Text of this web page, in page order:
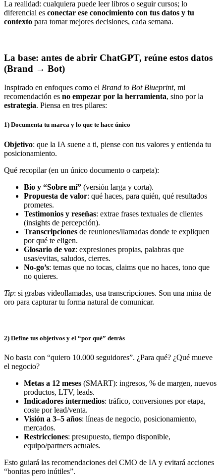
La realidad: cualquiera puede leer libros o seguir cursos; lo
diferencial es conectar ese conocimiento con tus datos y tu
contexto para tomar mejores decisiones, cada semana.
La base: antes de abrir ChatGPT, reúne estos datos
(Brand → Bot)
Inspirado en enfoques como el Brand to Bot Blueprint, mi
recomendación es no empezar por la herramienta, sino por la
estrategia. Piensa en tres pilares:
1) Documenta tu marca y lo que te hace único
Objetivo: que la IA suene a ti, piense con tus valores y entienda tu
posicionamiento.
Qué recopilar (en un único documento o carpeta):
Bio y “Sobre mí” (versión larga y corta).
Propuesta de valor: qué haces, para quién, qué resultados
prometes.
Testimonios y reseñas: extrae frases textuales de clientes
(insights de percepción).
Transcripciones de reuniones/llamadas donde te expliquen
por qué te eligen.
Glosario de voz: expresiones propias, palabras que
usas/evitas, saludos, cierres.
No-go’s: temas que no tocas, claims que no haces, tono que
no quieres.
Tip: si grabas videollamadas, usa transcripciones. Son una mina de
oro para capturar tu forma natural de comunicar.
2) Define tus objetivos y el “por qué” detrás
No basta con “quiero 10.000 seguidores”. ¿Para qué? ¿Qué mueve
el negocio?
Metas a 12 meses (SMART): ingresos, % de margen, nuevos
productos, LTV, leads.
Indicadores intermedios: tráfico, conversiones por etapa,
coste por lead/venta.
Visión a 3–5 años: líneas de negocio, posicionamiento,
mercados.
Restricciones: presupuesto, tiempo disponible,
equipo/partners actuales.
Esto guiará las recomendaciones del CMO de IA y evitará acciones
“bonitas pero inútiles”.